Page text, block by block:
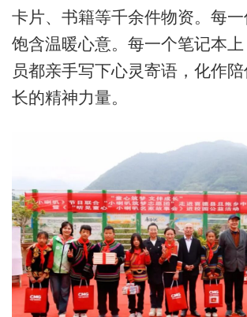
卡片、书籍等千余件物资。每
饱含温暖心意。每一个笔记本
员都亲手写下心灵寄语，化作
长的精神力量。